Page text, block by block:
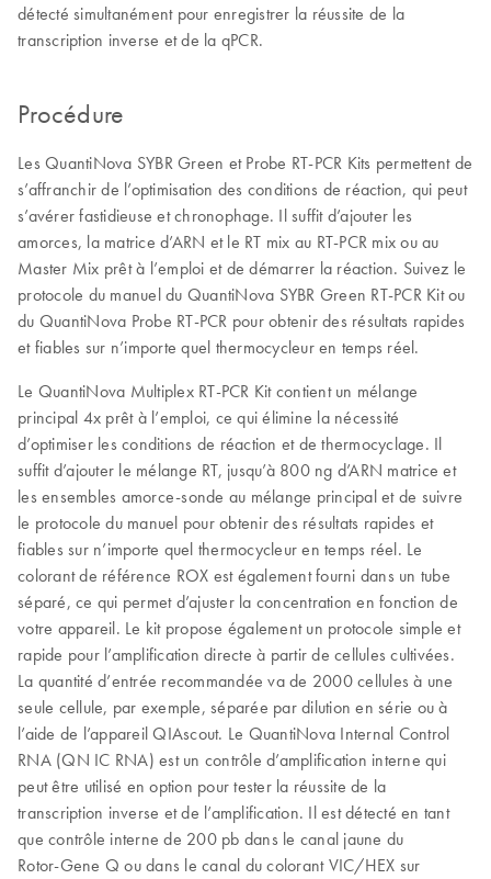
détecté simultanément pour enregistrer la réussite de la
transcription inverse et de la qPCR.
Procédure
Les QuantiNova SYBR Green et Probe RT-PCR Kits permettent de
s’affranchir de l’optimisation des conditions de réaction, qui peut
s’avérer fastidieuse et chronophage. Il suffit d’ajouter les
amorces, la matrice d’ARN et le RT mix au RT-PCR mix ou au
Master Mix prêt à l’emploi et de démarrer la réaction. Suivez le
protocole du manuel du QuantiNova SYBR Green RT-PCR Kit ou
du QuantiNova Probe RT-PCR pour obtenir des résultats rapides
et fiables sur n’importe quel thermocycleur en temps réel.
Le QuantiNova Multiplex RT-PCR Kit contient un mélange
principal 4x prêt à l’emploi, ce qui élimine la nécessité
d’optimiser les conditions de réaction et de thermocyclage. Il
suffit d’ajouter le mélange RT, jusqu’à 800 ng d’ARN matrice et
les ensembles amorce-sonde au mélange principal et de suivre
le protocole du manuel pour obtenir des résultats rapides et
fiables sur n’importe quel thermocycleur en temps réel. Le
colorant de référence ROX est également fourni dans un tube
séparé, ce qui permet d’ajuster la concentration en fonction de
votre appareil. Le kit propose également un protocole simple et
rapide pour l’amplification directe à partir de cellules cultivées.
La quantité d’entrée recommandée va de 2000 cellules à une
seule cellule, par exemple, séparée par dilution en série ou à
l’aide de l’appareil QIAscout. Le QuantiNova Internal Control
RNA (QN IC RNA) est un contrôle d’amplification interne qui
peut être utilisé en option pour tester la réussite de la
transcription inverse et de l’amplification. Il est détecté en tant
que contrôle interne de 200 pb dans le canal jaune du
Rotor‑Gene Q ou dans le canal du colorant VIC/HEX sur